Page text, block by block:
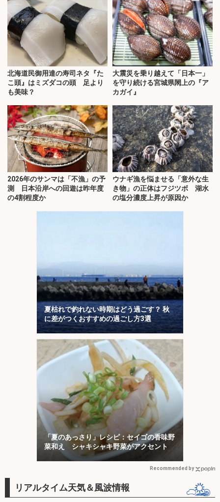
北海道民御用達の寿司ネタ『た
こ頭』はミズダコの頭 足より
も美味？
大震災を乗り越えて「日本一」
を守り続ける宮城県閖上の『ア
カガイ』
2026年のサンマは「不漁」の予
測 日本沿岸への回遊は昨年度
の4割程度か
ウナギ漁を悩ませる「意外な生
き物」の正体はフジツボ 湖水
の塩分濃度上昇が原因か
夏枯れで釣れない時期はどう過ごす？ 秋
に差がつくおすすめの過ごし方3選
「夏のあっさり」レシピ：セイゴの香味野
菜和え シャキシャキ野菜がアクセント
Recommended by
リアルタイム天気＆風波情報